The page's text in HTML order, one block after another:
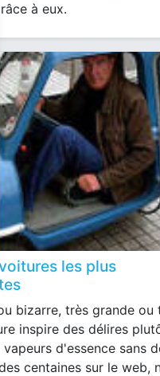
à eux.
voitures les plus
bizarre, très grande ou
inspire des délires
d'essence sans
centaines sur le web,